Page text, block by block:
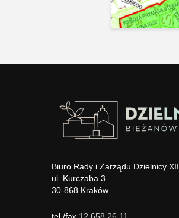
Biuro Rady i Zarządu Dzielnicy XII
ul. Kurczaba 3
30-868 Kraków